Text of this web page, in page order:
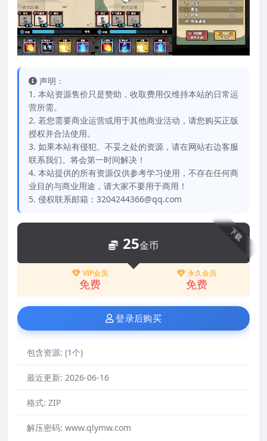
声明：
1. 本站资源售价只是赞助，收取费用仅维持本站的日常运
营所需。
2. 若您需要商业运营或用于其他商业活动，请您购买正版
授权并合法使用。
3. 如果本站有侵犯、不妥之处的资源，请在网站右边客服
联系我们。将会第一时间解决！
4. 本站提供的所有资源仅供参考学习使用，不存在任何商
业目的与商业用途，请大家不要用于商用！
5. 侵权联系邮箱：3204244366@qq.com
下载
25金币
VIP会员
免费
永久会员
免费
登录后购买
包含资源: (1个)
最近更新: 2026-06-16
格式: ZIP
解压密码: www.qlymw.com